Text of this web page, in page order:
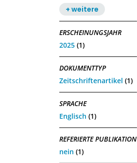
+ weitere
ERSCHEINUNGSJAHR
2025 (1)
DOKUMENTTYP
Zeitschriftenartikel (1)
SPRACHE
Englisch (1)
REFERIERTE PUBLIKATION
nein (1)